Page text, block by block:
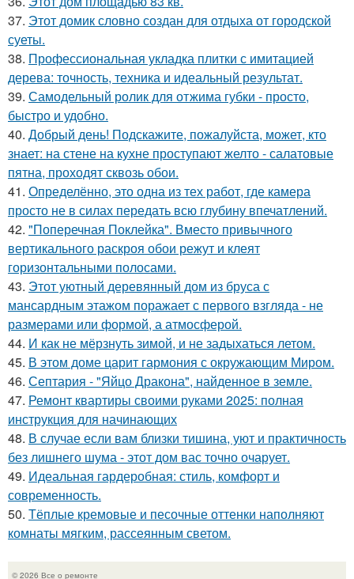
37. Этот домик словно создан для отдыха от городской
суеты.
38. Профессиональная укладка плитки с имитацией
дерева: точность, техника и идеальный результат.
39. Самодельный ролик для отжима губки - просто,
быстро и удобно.
40. Добрый день! Подскажите, пожалуйста, может, кто
знает: на стене на кухне проступают желто - салатовые
пятна, проходят сквозь обои.
41. Определённо, это одна из тех работ, где камера
просто не в силах передать всю глубину впечатлений.
42. "Поперечная Поклейка". Вместо привычного
вертикального раскроя обои режут и клеят
горизонтальными полосами.
43. Этот уютный деревянный дом из бруса с
мансардным этажом поражает с первого взгляда - не
размерами или формой, а атмосферой.
44. И как не мёрзнуть зимой, и не задыхаться летом.
45. В этом доме царит гармония с окружающим Миром.
46. Септария - "Яйцо Дракона", найденное в земле.
47. Ремонт квартиры своими руками 2025: полная
инструкция для начинающих
48. В случае если вам близки тишина, уют и практичность
без лишнего шума - этот дом вас точно очарует.
49. Идеальная гардеробная: стиль, комфорт и
современность.
50. Тёплые кремовые и песочные оттенки наполняют
комнаты мягким, рассеянным светом.
© 2026 Все о ремонте